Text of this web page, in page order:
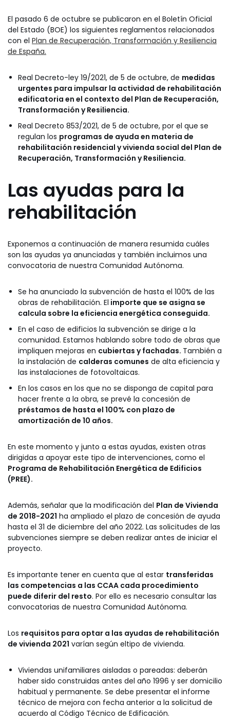
El pasado 6 de octubre se publicaron en el Boletín Oficial
del Estado (BOE) los siguientes reglamentos relacionados
con el Plan de Recuperación, Transformación y Resiliencia
de España.
Real Decreto-ley 19/2021, de 5 de octubre, de medidas
urgentes para impulsar la actividad de rehabilitación
edificatoria en el contexto del Plan de Recuperación,
Transformación y Resiliencia.
Real Decreto 853/2021, de 5 de octubre, por el que se
regulan los programas de ayuda en materia de
rehabilitación residencial y vivienda social del Plan de
Recuperación, Transformación y Resiliencia.
Las ayudas para la
rehabilitación
Exponemos a continuación de manera resumida cuáles
son las ayudas ya anunciadas y también incluimos una
convocatoria de nuestra Comunidad Autónoma.
Se ha anunciado la subvención de hasta el 100% de las
obras de rehabilitación. El importe que se asigna se
calcula sobre la eficiencia energética conseguida.
En el caso de edificios la subvención se dirige a la
comunidad. Estamos hablando sobre todo de obras que
impliquen mejoras en cubiertas y fachadas. También a
la instalación de calderas comunes de alta eficiencia y
las instalaciones de fotovoltaicas.
En los casos en los que no se disponga de capital para
hacer frente a la obra, se prevé la concesión de
préstamos de hasta el 100% con plazo de
amortización de 10 años.
En este momento y junto a estas ayudas, existen otras
dirigidas a apoyar este tipo de intervenciones, como el
Programa de Rehabilitación Energética de Edificios
(PREE).
Además, señalar que la modificación del Plan de Vivienda
de 2018-2021 ha ampliado el plazo de concesión de ayuda
hasta el 31 de diciembre del año 2022. Las solicitudes de las
subvenciones siempre se deben realizar antes de iniciar el
proyecto.
Es importante tener en cuenta que al estar transferidas
las competencias a las CCAA cada procedimiento
puede diferir del resto. Por ello es necesario consultar las
convocatorias de nuestra Comunidad Autónoma.
Los requisitos para optar a las ayudas de rehabilitación
de vivienda 2021 varían según eltipo de vivienda.
Viviendas unifamiliares aisladas o pareadas: deberán
haber sido construidas antes del año 1996 y ser domicilio
habitual y permanente. Se debe presentar el informe
técnico de mejora con fecha anterior a la solicitud de
acuerdo al Código Técnico de Edificación.